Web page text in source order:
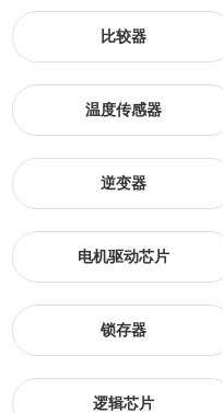
比较器
温度传感器
逆变器
电机驱动芯片
锁存器
逻辑芯片